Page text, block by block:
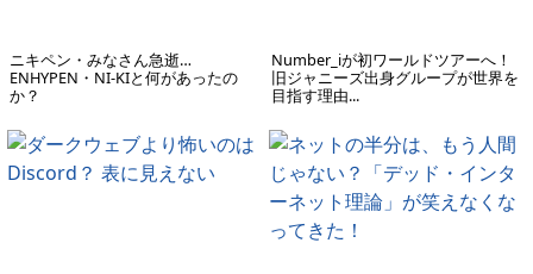
ニキペン・みなさん急逝…
ENHYPEN・NI-KIと何があったの
か？
Number_iが初ワールドツアーへ！
旧ジャニーズ出身グループが世界を
目指す理由...